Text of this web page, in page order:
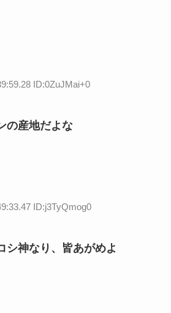
ID:0ZuJMai+0
の産地だよな
ID:j3TyQmog0
シ神なり、皆あがめよ